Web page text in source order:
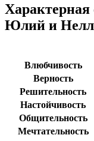
Характерная
Юлий и
Влюбчивость
Верность
Решительность
Настойчивость
Общительность
Мечтательность